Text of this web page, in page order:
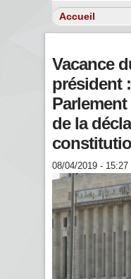
Vacance
président
de la
08/04/2019 - 15:27